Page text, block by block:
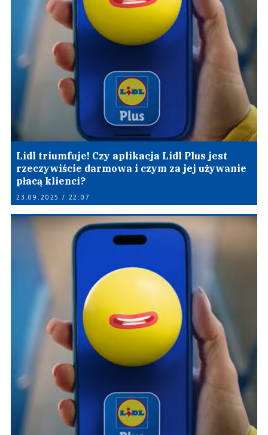
Lidl triumfuje! Czy aplikacja Lidl Plus jest
rzeczywiście darmowa i czym za jej używanie
płacą klienci?
23.09.2025 / 22:07